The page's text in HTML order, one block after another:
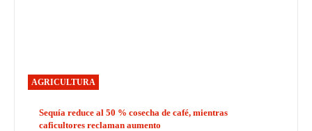
AGRICULTURA
Sequía reduce al 50 % cosecha de café, mientras
caficultores reclaman aumento